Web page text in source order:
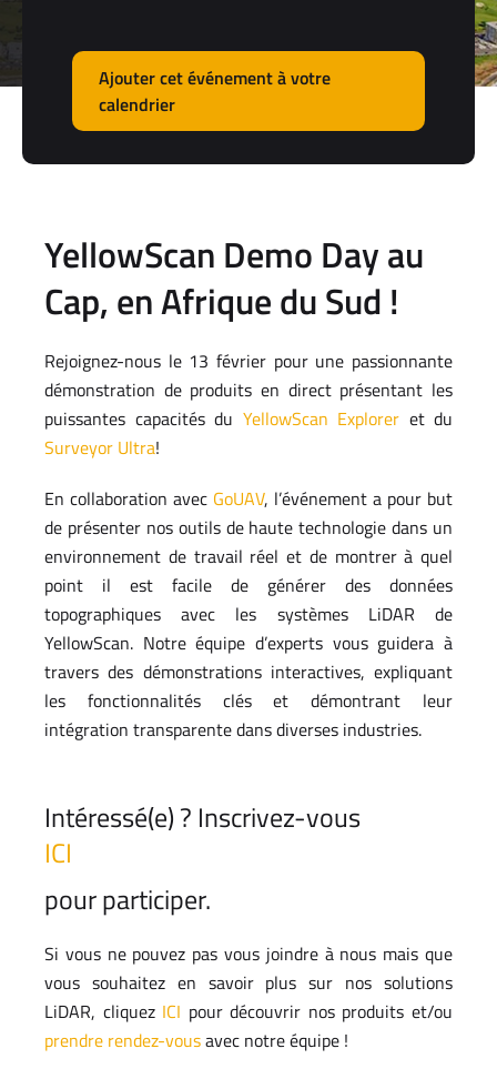
Ajouter cet événement à votre
calendrier
YellowScan Demo Day au
Cap, en Afrique du Sud !
Rejoignez-nous le 13 février pour une passionnante
démonstration de produits en direct présentant les
puissantes capacités du YellowScan Explorer et du
Surveyor Ultra!
En collaboration avec GoUAV, l’événement a pour but
de présenter nos outils de haute technologie dans un
environnement de travail réel et de montrer à quel
point il est facile de générer des données
topographiques avec les systèmes LiDAR de
YellowScan. Notre équipe d’experts vous guidera à
travers des démonstrations interactives, expliquant
les fonctionnalités clés et démontrant leur
intégration transparente dans diverses industries.
Intéressé(e) ? Inscrivez-vous
ICI
pour participer.
Si vous ne pouvez pas vous joindre à nous mais que
vous souhaitez en savoir plus sur nos solutions
LiDAR, cliquez ICI pour découvrir nos produits et/ou
prendre rendez-vousavec notre équipe !